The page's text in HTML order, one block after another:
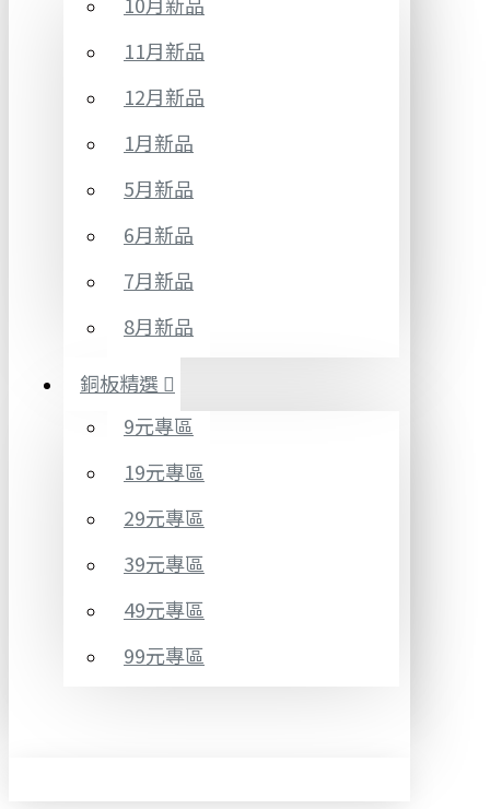
11月新品
12月新品
1月新品
5月新品
6月新品
7月新品
8月新品
銅板精選
9元專區
19元專區
29元專區
39元專區
49元專區
99元專區